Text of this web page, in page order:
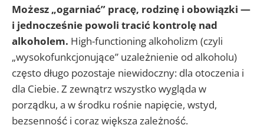
Możesz „ogarniać” pracę, rodzinę i obowiązki —
i jednocześnie powoli tracić kontrolę nad
alkoholem. High-functioning alkoholizm (czyli
„wysokofunkcjonujące” uzależnienie od alkoholu)
często długo pozostaje niewidoczny: dla otoczenia i
dla Ciebie. Z zewnątrz wszystko wygląda w
porządku, a w środku rośnie napięcie, wstyd,
bezsenność i coraz większa zależność.